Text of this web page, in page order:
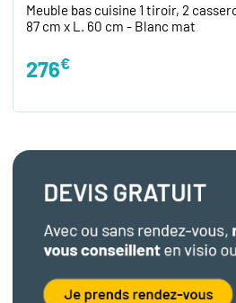
Meuble bas cuisine 1 tiroir, 2
87 cm x L. 60 cm - Blanc mat
276€